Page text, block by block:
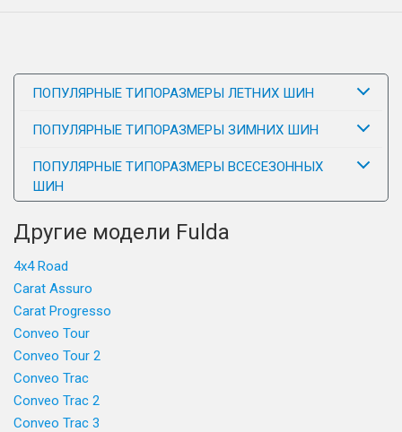
ПОПУЛЯРНЫЕ ТИПОРАЗМЕРЫ ЛЕТНИХ ШИН
ПОПУЛЯРНЫЕ ТИПОРАЗМЕРЫ ЗИМНИХ ШИН
ПОПУЛЯРНЫЕ ТИПОРАЗМЕРЫ ВСЕСЕЗОННЫХ
ШИН
Другие модели Fulda
4x4 Road
Carat Assuro
Carat Progresso
Conveo Tour
Conveo Tour 2
Conveo Trac
Conveo Trac 2
Conveo Trac 3